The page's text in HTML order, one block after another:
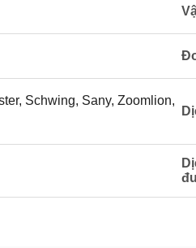
Schwing, Sany, Zoomlion,